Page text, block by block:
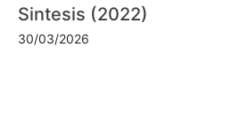
Sintesis (2022)
30/03/2026